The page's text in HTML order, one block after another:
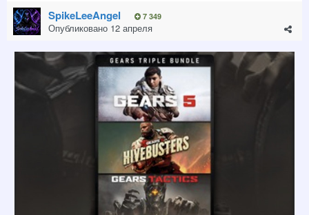
SpikeLeeAngel 7 349
Опубликовано 12 апреля